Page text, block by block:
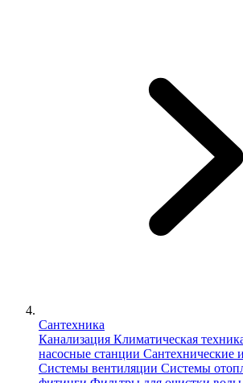
Сантехника
Канализация Климатическая
насосные станции Сантехнические
Системы вентиляции Системы